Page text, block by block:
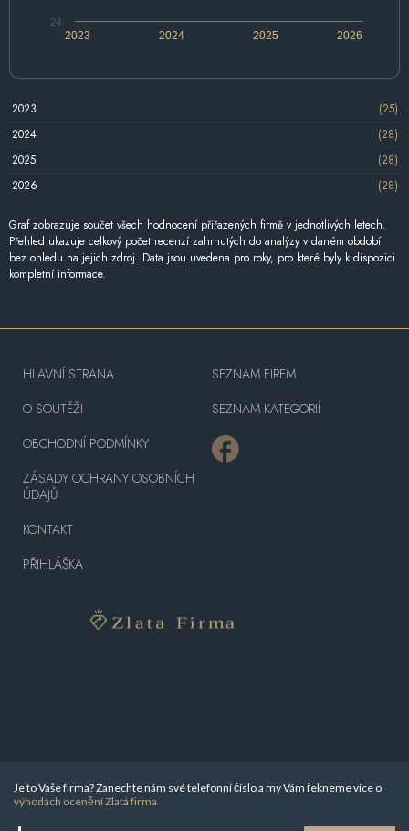
2024 2026
2023 2025
24
2023
(25)
2024
(28)
2025
(28)
2026
(28)
Graf zobrazuje součet všech hodnocení přiřazených firmě v jednotlivých letech.
Přehled ukazuje celkový počet recenzí zahrnutých do analýzy v daném období
bez ohledu na jejich zdroj. Data jsou uvedena pro roky, pro které byly k dispozici
kompletní informace.
Je to Vaše firma? Zanechte nám své telefonní číslo a my Vám řekneme více o
výhodách ocenění Zlatá firma
HLAVNÍ STRANA
O SOUTĚŽI
OBCHODNÍ PODMÍNKY
ZÁSADY OCHRANY OSOBNÍCH
ÚDAJŮ
KONTAKT
PŘIHLÁŠKA
SEZNAM FIREM
SEZNAM KATEGORIÍ